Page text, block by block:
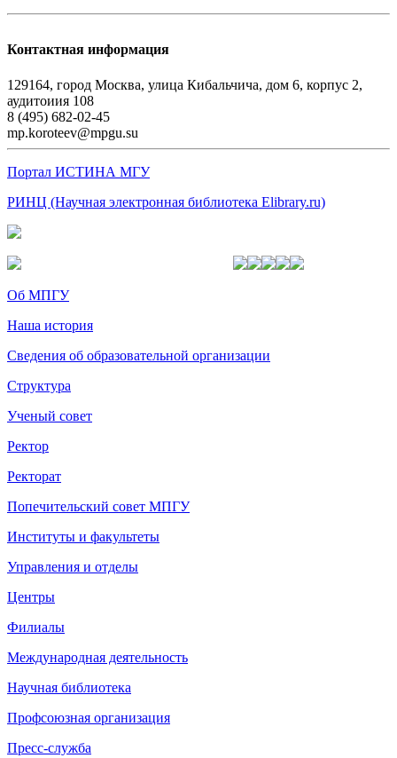
Контактная информация
129164, город Москва, улица Кибальчича, дом 6, корпус 2,
аудитоиия 108
8 (495) 682-02-45
mp.koroteev@mpgu.su
Портал ИСТИНА МГУ
РИНЦ (Научная электронная библиотека Elibrary.ru)
Об МПГУ
Наша история
Сведения об образовательной организации
Структура
Ученый совет
Ректор
Ректорат
Попечительский совет МПГУ
Институты и факультеты
Управления и отделы
Центры
Филиалы
Международная деятельность
Научная библиотека
Профсоюзная организация
Пресс-служба